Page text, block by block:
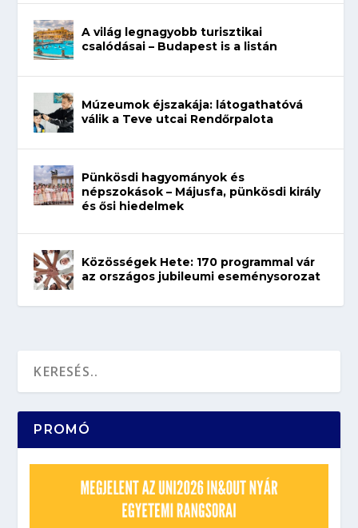
A világ legnagyobb turisztikai
csalódásai – Budapest is a listán
Múzeumok éjszakája: látogathatóvá
válik a Teve utcai Rendőrpalota
Pünkösdi hagyományok és
népszokások – Májusfa, pünkösdi király
és ősi hiedelmek
Közösségek Hete: 170 programmal vár
az országos jubileumi eseménysorozat
PROMÓ